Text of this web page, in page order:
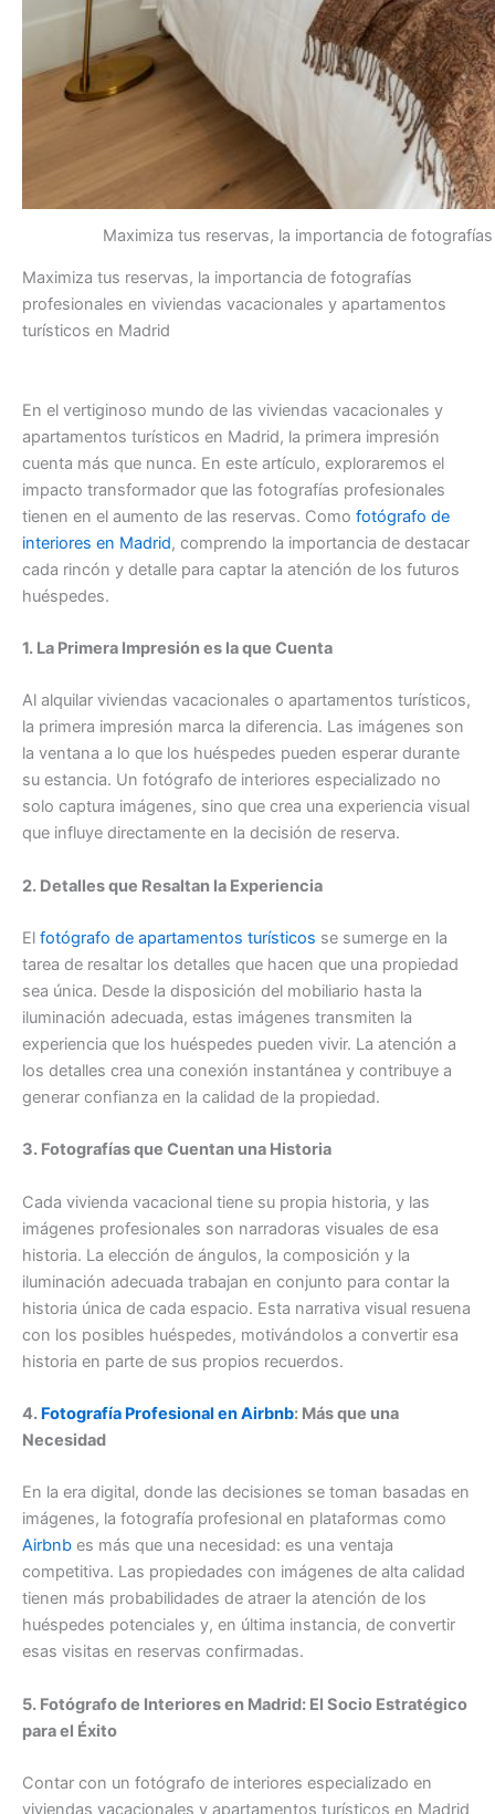
Maximiza tus reservas, la importancia de
Maximiza tus reservas, la importancia de fotografías
profesionales en viviendas vacacionales y apartamentos
turísticos en Madrid
En el vertiginoso mundo de las viviendas vacacionales y
apartamentos turísticos en Madrid, la primera impresión
cuenta más que nunca. En este artículo, exploraremos el
impacto transformador que las fotografías profesionales
tienen en el aumento de las reservas. Como fotógrafo de
interiores en Madrid, comprendo la importancia de destacar
cada rincón y detalle para captar la atención de los futuros
huéspedes.
1. La Primera Impresión es la que Cuenta
Al alquilar viviendas vacacionales o apartamentos turísticos,
la primera impresión marca la diferencia. Las imágenes son
la ventana a lo que los huéspedes pueden esperar durante
su estancia. Un fotógrafo de interiores especializado no
solo captura imágenes, sino que crea una experiencia visual
que influye directamente en la decisión de reserva.
2. Detalles que Resaltan la Experiencia
El fotógrafo de apartamentos turísticos se sumerge en la
tarea de resaltar los detalles que hacen que una propiedad
sea única. Desde la disposición del mobiliario hasta la
iluminación adecuada, estas imágenes transmiten la
experiencia que los huéspedes pueden vivir. La atención a
los detalles crea una conexión instantánea y contribuye a
generar confianza en la calidad de la propiedad.
3. Fotografías que Cuentan una Historia
Cada vivienda vacacional tiene su propia historia, y las
imágenes profesionales son narradoras visuales de esa
historia. La elección de ángulos, la composición y la
iluminación adecuada trabajan en conjunto para contar la
historia única de cada espacio. Esta narrativa visual resuena
con los posibles huéspedes, motivándolos a convertir esa
historia en parte de sus propios recuerdos.
4. Fotografía Profesional en Airbnb: Más que una
Necesidad
En la era digital, donde las decisiones se toman basadas en
imágenes, la fotografía profesional en plataformas como
Airbnb es más que una necesidad: es una ventaja
competitiva. Las propiedades con imágenes de alta calidad
tienen más probabilidades de atraer la atención de los
huéspedes potenciales y, en última instancia, de convertir
esas visitas en reservas confirmadas.
5. Fotógrafo de Interiores en Madrid: El Socio Estratégico
para el Éxito
Contar con un fotógrafo de interiores especializado en
viviendas vacacionales y apartamentos turísticos en Madrid